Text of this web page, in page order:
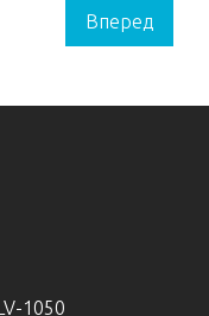
Вперед
1050